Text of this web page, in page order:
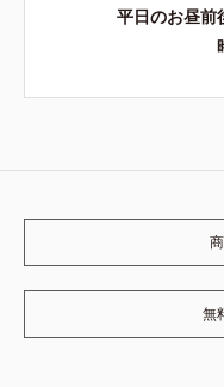
平日のお昼前
無